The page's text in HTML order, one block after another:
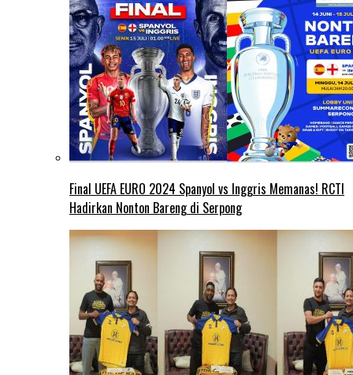
Final UEFA EURO 2024 Spanyol vs Inggris Memanas! RCTI
Hadirkan Nonton Bareng di Serpong